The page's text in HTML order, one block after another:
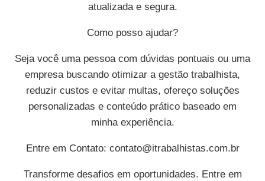
atualizada e segura.
Como posso ajudar?
Seja você uma pessoa com dúvidas pontuais ou uma
empresa buscando otimizar a gestão trabalhista,
reduzir custos e evitar multas, ofereço soluções
personalizadas e conteúdo prático baseado em
minha experiência.
Entre em Contato: contato@itrabalhistas.com.br
Transforme desafios em oportunidades. Entre em